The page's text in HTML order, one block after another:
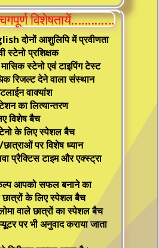
विशेषतायें.............
दोनों आशुलिपि में प्रवीणता
स्‍टेनो प्रशिक्षक
स्‍टेनो एवं टाइपिंग टेस्‍ट
रिजल्‍ट देने वाला संस्‍थान
वाक्‍यांश
का लित्‍यान्‍तरण
विशेष बैच
के लिए स्‍पेशल बैच
पर विशेष ध्‍यान
प्रैक्टिस टाइम और एक्‍स्‍ट्रा
आपको सफल बनाने का
के लिए स्‍पेशल बैच
वाले छात्रों का स्‍पेशल बैच
पर भी अनुवाद कराया जाता